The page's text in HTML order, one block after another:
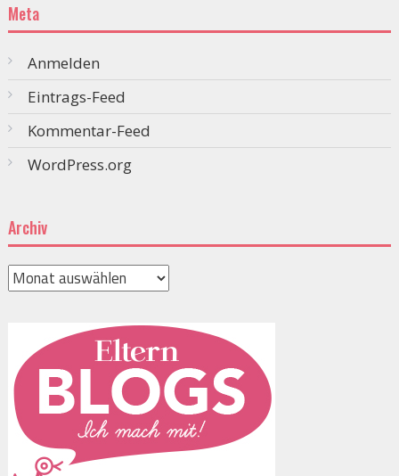
Meta
Anmelden
Eintrags-Feed
Kommentar-Feed
WordPress.org
Archiv
Archiv